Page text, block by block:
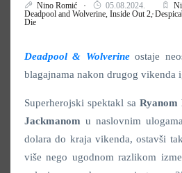
Nino Romić 05.08.2024.
Deadpool and Wolverine, Inside Out 2,
Die
Deadpool & Wolverine ostaje
blagajnama nakon drugog vikenda
Superherojski spektakl sa Ryanom
Jackmanomu naslovnim
dolara do kraja vikenda, ostavši
više nego ugodnom razlikom